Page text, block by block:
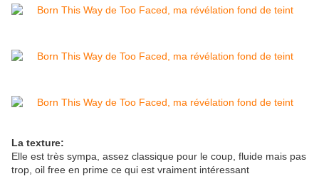
La texture:
Elle est très sympa, assez classique pour le coup, fluide mais pas
trop, oil free en prime ce qui est vraiment intéressant